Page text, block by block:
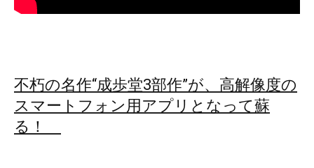
不朽の名作“成歩堂3部作”が、高解像度の
スマートフォン用アプリとなって蘇
る！